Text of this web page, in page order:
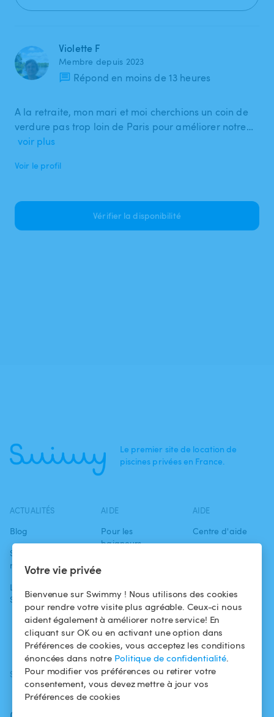
Votre vie privée
Bienvenue sur Swimmy ! Nous utilisons des cookies
pour rendre votre visite plus agréable. Ceux-ci nous
aident également à améliorer notre service! En
cliquant sur OK ou en activant une option dans
Préférences de cookies, vous acceptez les conditions
énoncées dans notre Politique de confidentialité.
Pour modifier vos préférences ou retirer votre
consentement, vous devez mettre à jour vos
Préférences de cookies
Violette F
Membre depuis 2023
Répond en moins de 13 heures
A la retraite, mon mari et moi cherchions un coin de
verdure pas trop loin de Paris pour améliorer notre…
voir plus
Voir le profil
Vérifier la disponibilité
Le premier site de location de
piscines privées en France.
ACTUALITÉS
Blog
Swimmy dans les
médias
L'aventure
Swimmy
AIDE
Pour les
baigneurs
Louer ma piscine
Comment ça
marche ?
AIDE
Centre d'aide
confidentialité
Mentions légales
SUIVEZ-NOUS
Facebook
TÉLÉCHARGEZ L'APP